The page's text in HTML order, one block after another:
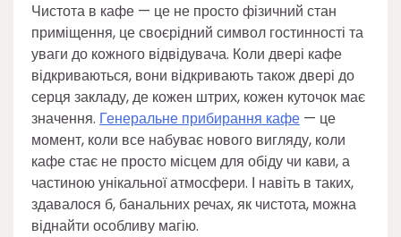
Чистота в кафе — це не просто фізичний стан
приміщення, це своєрідний символ гостинності та
уваги до кожного відвідувача. Коли двері кафе
відкриваються, вони відкривають також двері до
серця закладу, де кожен штрих, кожен куточок має
значення. Генеральне прибирання кафе — це
момент, коли все набуває нового вигляду, коли
кафе стає не просто місцем для обіду чи кави, а
частиною унікальної атмосфери. І навіть в таких,
здавалося б, банальних речах, як чистота, можна
віднайти особливу магію.